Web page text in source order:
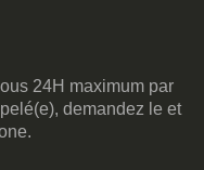
24H maximum par
demandez le et